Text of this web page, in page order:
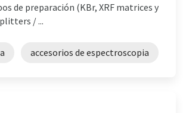
de preparación (KBr, XRF matrices y
/ ...
accesorios de espectroscopia